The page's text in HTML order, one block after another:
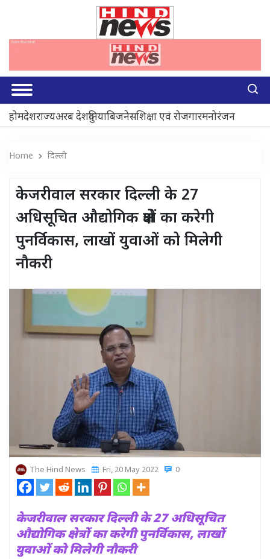
होमदेशराज्यअरब देशदुनियाबिजनेसशिक्षा एवं रोजगारमनोरंजन
Home दिल्ली
केजरीवाल सरकार दिल्ली के 27
अधिसूचित औद्योगिक क्षेत्रों का करेगी
पुनर्विकास, लाखों युवाओं को मिलेगी
नौकरी
The Hind News Fri, 20 May 2022 0
केजरीवाल सरकार दिल्ली के 27 अधिसूचित
औद्योगिक क्षेत्रों का करेगी पुनर्विकास, लाखों
युवाओं को मिलेगी नौकरी